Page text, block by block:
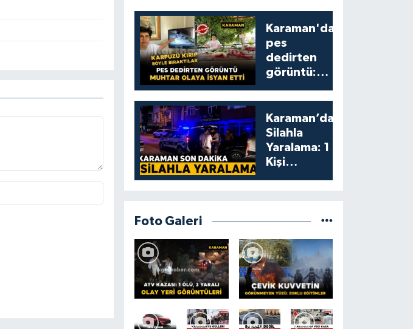
Karaman'da
pes
dedirten
görüntü:
yumruklayıp
yediler,
artıklarını
kamelyada
bıraktılar
Karaman’da
Silahla
Yaralama: 1
Kişi
Foto Galeri